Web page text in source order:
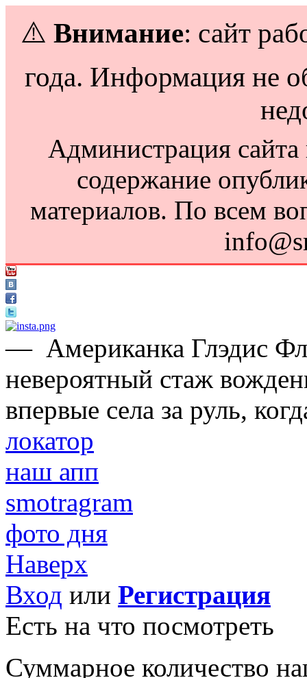
⚠️ Внимание: сайт
года. Информация не
Администрация сайта
содержание
материалов. По всем
— Американка Глэдис
невероятный стаж
впервые села за руль,
локатор
наш апп
smotragram
фото дня
Наверх
Вход или Регистрация
Есть на что посмотреть
Суммарное количество